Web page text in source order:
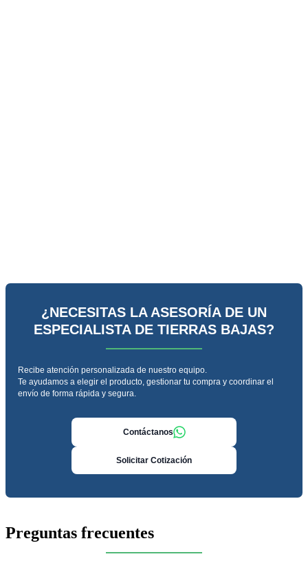
¿NECESITAS LA ASESORÍA DE UN
ESPECIALISTA DE TIERRAS BAJAS?
Recibe atención personalizada de nuestro equipo.
Te ayudamos a elegir el producto, gestionar tu compra y coordinar el
envío de forma rápida y segura.
Contáctanos
Solicitar Cotización
Preguntas frecuentes